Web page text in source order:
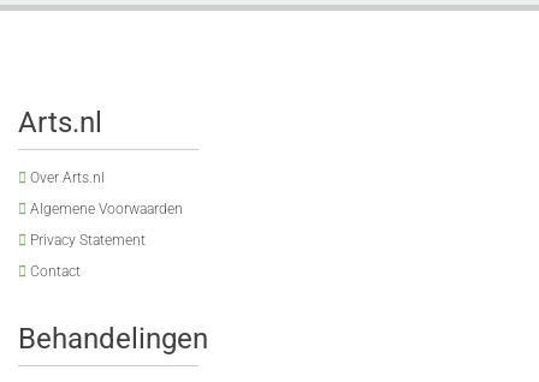
Arts.nl
Over Arts.nl
Algemene Voorwaarden
Privacy Statement
Contact
Behandelingen